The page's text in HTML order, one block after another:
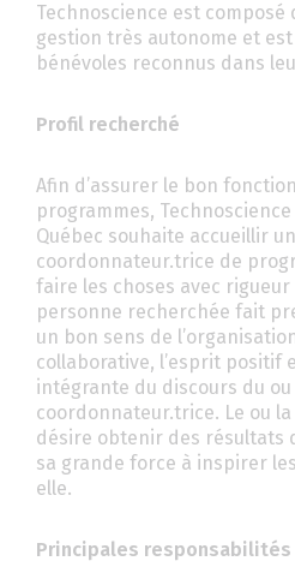
Technoscience est composé
gestion très autonome et
bénévoles reconnus dans
Profil recherché
Afin d’assurer le bon
programmes,
Québec souhaite accueillir
coordonnateur.trice de
faire les choses avec
personne recherchée fait
un bon sens de
collaborative, l’esprit positif
intégrante du discours du
coordonnateur.trice. Le ou
désire obtenir des résultats
sa grande force à inspirer
elle.
Principales responsabilités